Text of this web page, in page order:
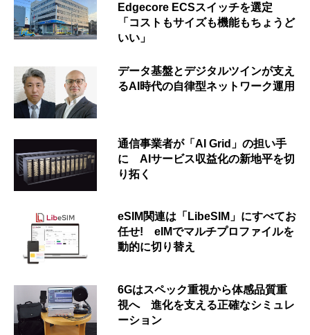
Edgecore ECSスイッチを選定
「コストもサイズも機能もちょうど
いい」
データ基盤とデジタルツインが支え
るAI時代の自律型ネットワーク運用
通信事業者が「AI Grid」の担い手
に AIサービス収益化の新地平を切
り拓く
eSIM関連は「LibeSIM」にすべてお
任せ! eIMでマルチプロファイルを
動的に切り替え
6Gはスペック重視から体感品質重
視へ 進化を支える正確なシミュレ
ーション